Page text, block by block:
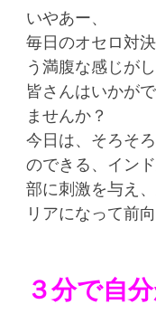
いやあー、
毎日のオセロ対
う満腹な感じが
皆さんはいかが
ませんか？
今日は、そろそ
のできる、イン
部に刺激を与え
リアになって前
３分で自